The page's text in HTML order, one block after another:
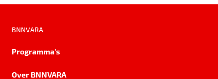
BNNVARA
Programma's
Over BNNVARA